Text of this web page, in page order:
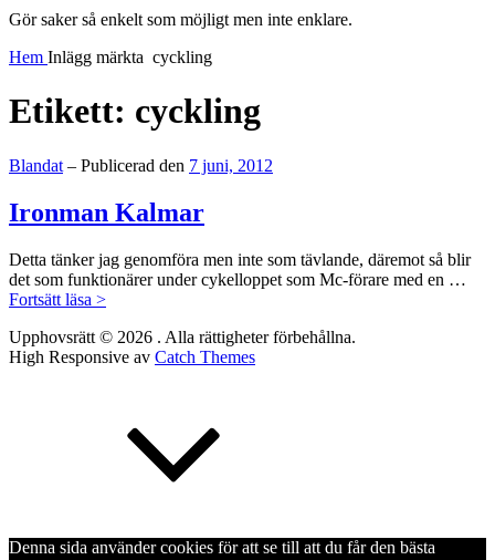
Gör saker så enkelt som möjligt men inte enklare.
Hem Inlägg märkta cyckling
Etikett: cyckling
Kategorier:
Blandat – Publicerad den 7 juni, 2012
Ironman Kalmar
Detta tänker jag genomföra men inte som tävlande, däremot så blir
det som funktionärer under cykelloppet som Mc-förare med en …
Fortsätt läsa >Ironman
Upphovsrätt © 2026 . Alla rättigheter förbehållna.
High Responsive av Catch Themes
Denna sida använder cookies för att se till att du får den bästa